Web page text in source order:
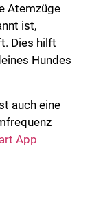
Atemzüge
ist,
Dies hilft
Hundes
auch eine
App